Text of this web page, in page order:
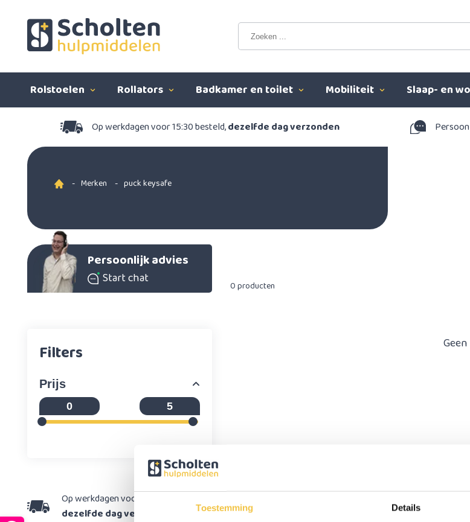
Toestemming Details
Rolstoelen Rollators Badkamer en toilet Mobiliteit Slaap- en
Op werkdagen voor 15:30 besteld,dezelfde dag verzonden
- Merken - puck keysafe
Persoonlijk advies
Start chat
Filters
Prijs
Op werkdagen voor 15:30 besteld,
dezelfde dag verzonden
0 producten